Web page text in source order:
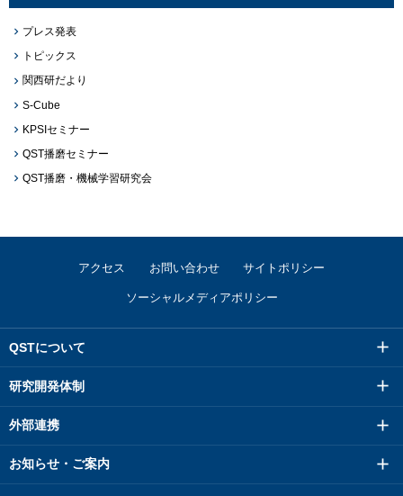
プレス発表
トピックス
関西研だより
S-Cube
KPSIセミナー
QST播磨セミナー
QST播磨・機械学習研究会
アクセス お問い合わせ サイトポリシー
ソーシャルメディアポリシー
QSTについて
研究開発体制
外部連携
お知らせ・ご案内